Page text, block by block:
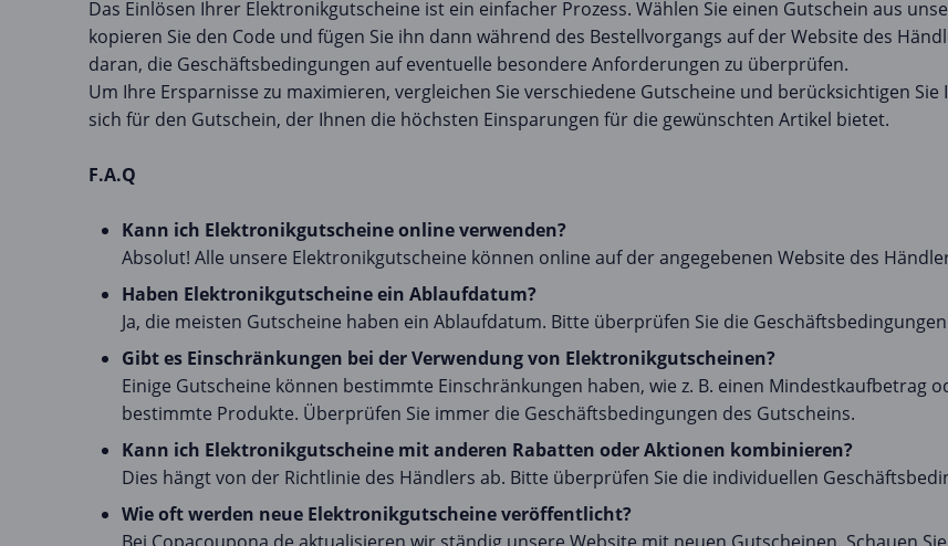
Das Einlösen Ihrer Elektronikgutscheine ist ein einfacher Prozess. Wählen Sie einen Gutschein aus
kopieren Sie den Code und fügen Sie ihn dann während des Bestellvorgangs auf der Website des
daran, die Geschäftsbedingungen auf eventuelle besondere Anforderungen zu überprüfen.
Um Ihre Ersparnisse zu maximieren, vergleichen Sie verschiedene Gutscheine und berücksichtigen Sie
sich für den Gutschein, der Ihnen die höchsten Einsparungen für die gewünschten Artikel bietet.
F.A.Q
Kann ich Elektronikgutscheine online verwenden?
Absolut! Alle unsere Elektronikgutscheine können online auf der angegebenen Website des
Haben Elektronikgutscheine ein Ablaufdatum?
Ja, die meisten Gutscheine haben ein Ablaufdatum. Bitte überprüfen Sie die
Gibt es Einschränkungen bei der Verwendung von Elektronikgutscheinen?
Einige Gutscheine können bestimmte Einschränkungen haben, wie z. B. einen Mindestkaufbetrag
bestimmte Produkte. Überprüfen Sie immer die Geschäftsbedingungen des Gutscheins.
Kann ich Elektronikgutscheine mit anderen Rabatten oder Aktionen kombinieren?
Dies hängt von der Richtlinie des Händlers ab. Bitte überprüfen Sie die individuellen
Wie oft werden neue Elektronikgutscheine veröffentlicht?